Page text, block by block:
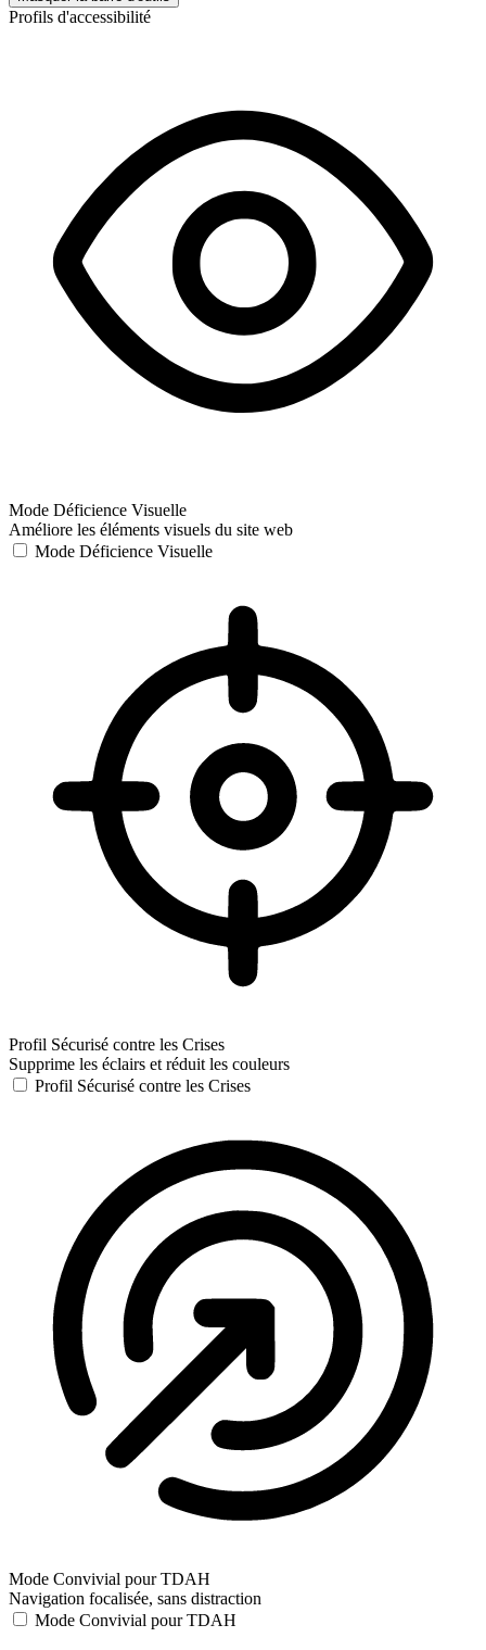
Profils d'accessibilité
Mode Déficience Visuelle
Améliore les éléments visuels du site web
Mode Déficience Visuelle
Profil Sécurisé contre les Crises
Supprime les éclairs et réduit les couleurs
Profil Sécurisé contre les Crises
Mode Convivial pour TDAH
Navigation focalisée, sans distraction
Mode Convivial pour TDAH